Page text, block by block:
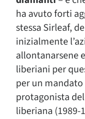
ha avuto forti
stessa Sirleaf,
inizialmente
allontanarsene
liberiani per
per un mandato
protagonista
liberiana (1989-